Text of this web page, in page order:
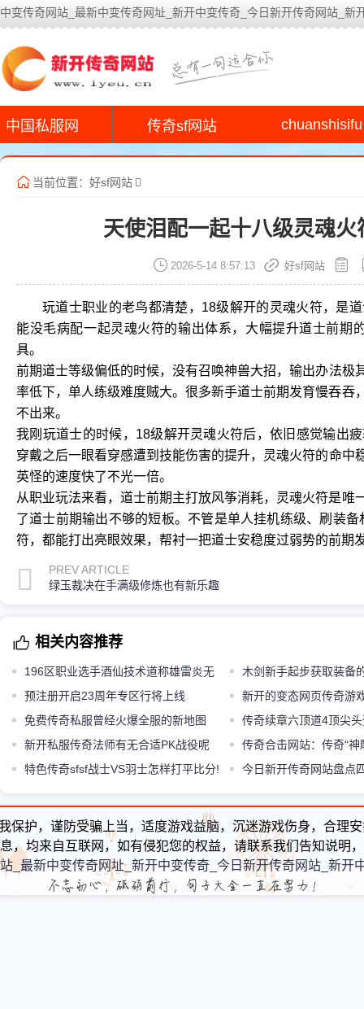
中变传奇网站_最新中变传奇网址_新开中变传奇_今日新开传奇网站_新
中国私服网 传奇sf网站 chuanshisifu
当前位置： 好sf网站
天使泪配一起十八级灵魂
2026-5-14 8:57:13 好sf网站
玩道士职业的老鸟都清楚，18级解开的灵魂火符，是
能没毛病配一起灵魂火符的输出体系，大幅提升道士前期
具。
前期道士等级偏低的时候，没有召唤神兽大招，输出办法
率低下，单人练级难度贼大。很多新手道士前期发育慢吞
不出来。
我刚玩道士的时候，18级解开灵魂火符后，依旧感觉输出
穿戴之后一眼看穿感遭到技能伤害的提升，灵魂火符的命
英怪的速度快了不光一倍。
从职业玩法来看，道士前期主打放风筝消耗，灵魂火符是
了道士前期输出不够的短板。不管是单人挂机练级、刷装
符，都能打出亮眼效果，帮衬一把道士安稳度过弱势的前期
PREV ARTICLE
绿玉裁决在手满级修炼也有新乐趣
相关内容推荐
196区职业选手酒仙技术道称雄雷炎无
惧黑粉骚扰
木剑新手起步获取装备
预注册开启23周年专区行将上线
新开的变态网页传奇游
样取得
免费传奇私服曾经火爆全服的新地图
——雪域
传奇续章六顶道4顶尖
本中的绝顶属性
新开私服传奇法师有无合适PK战役呢
传奇合击网站：传奇“神
是官服炒作还是土豪的比
特色传奇sfsf战士VS羽士怎样打平比分!
今日新开传奇网站盘点
术的武器法师玩家看了要
保护，谨防受骗上当，适度游戏益脑，沉迷游戏伤身，合理
，均来自互联网，如有侵犯您的权益，请联系我们告知说明
_最新中变传奇网址_新开中变传奇_今日新开传奇网站_新开